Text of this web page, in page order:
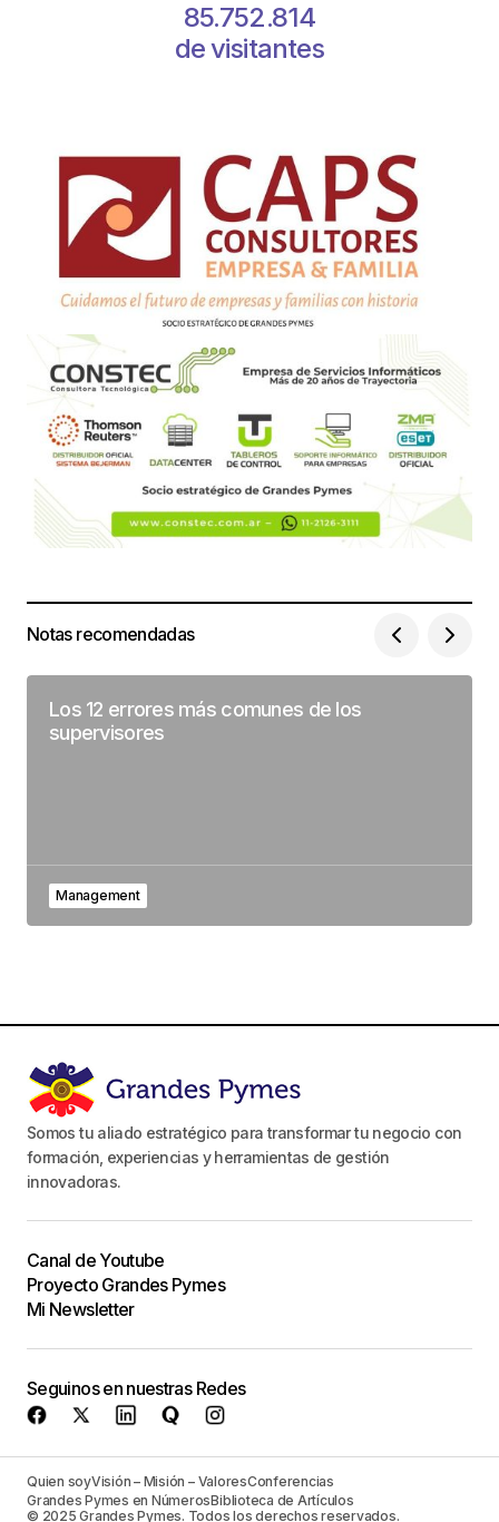
85.752.814
de visitantes
Notas recomendadas
Los 12 errores más comunes de los
supervisores
Management
Somos tu aliado estratégico para transformar tu negocio con
formación, experiencias y herramientas de gestión
innovadoras.
Canal de Youtube
Proyecto Grandes Pymes
Mi Newsletter
Seguinos en nuestras Redes
Quien soyVisión – Misión – ValoresConferencias
Grandes Pymes en NúmerosBiblioteca de Artículos
© 2025 Grandes Pymes. Todos los derechos reservados.